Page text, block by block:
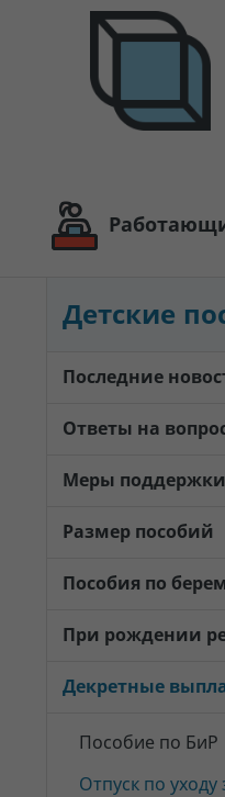
Детские
Последние
Ответы на
Меры
Размер пособий
Пособия по
При рождении
Декретные
Пособие по БиР
Отпуск по